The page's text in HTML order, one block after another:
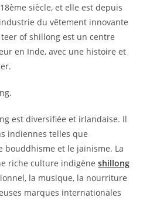
siècle, et elle est depuis
du vêtement innovante
of shillong est un centre
en Inde, avec une histoire et
est diversifiée et irlandaise. Il
indiennes telles que
bouddhisme et le jaïnisme. La
riche culture indigèneshillong
la musique, la nourriture
marques internationales